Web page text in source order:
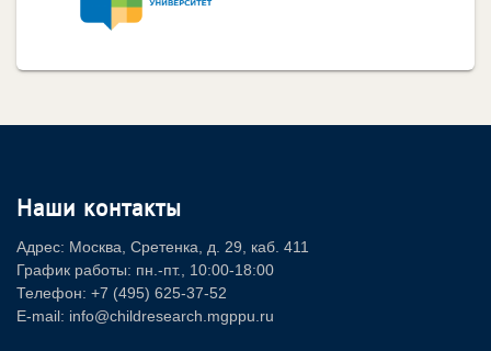
Наши контакты
Адрес: Москва, Сретенка, д. 29, каб. 411
График работы: пн.-пт., 10:00-18:00
Телефон: +7 (495) 625-37-52
E-mail: info@childresearch.mgppu.ru